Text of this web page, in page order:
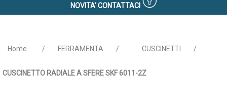
NOVITA' CONTATTACI
Home / FERRAMENTA / CUSCINETTI /
CUSCINETTO RADIALE A SFERE SKF 6011-2Z